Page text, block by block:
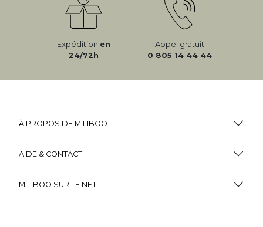
Expédition en
24/72h
Appel gratuit
0 805 14 44 44
À PROPOS DE MILIBOO
AIDE & CONTACT
MILIBOO SUR LE NET